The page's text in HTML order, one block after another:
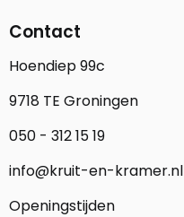
Contact
Hoendiep 99c
9718 TE Groningen
050 - 312 15 19
info@kruit-en-kramer.nl
Openingstijden